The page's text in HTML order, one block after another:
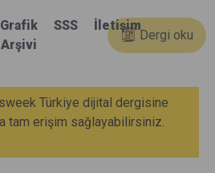
Grafik
Arşivi
SSS İletişim
Dergi oku
Türkiye dijital dergisine
tam erişim sağlayabilirsiniz.